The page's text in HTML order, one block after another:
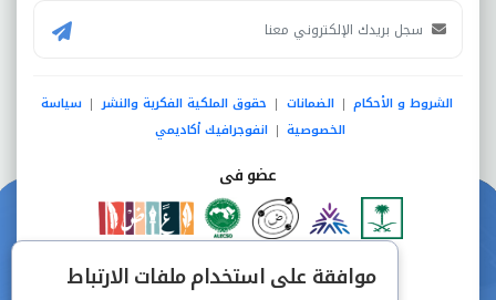
الشروط و الأحكام | الضمانات | حقوق الملكية الفكرية والنشر | سياسة
الخصوصية | انفوجرافيك أكاديمي
عضو فى
دفع آمن من خلال
موافقة على استخدام ملفات الارتباط